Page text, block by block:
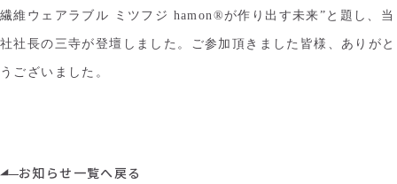
繊維ウェアラブル ミツフジ hamon®が作り出す未来”と題し、当
社社長の三寺が登壇しました。ご参加頂きました皆様、ありがと
うございました。
お知らせ一覧へ戻る